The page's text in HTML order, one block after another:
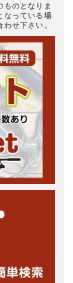
のとなりま
なっている場
せ下さい。